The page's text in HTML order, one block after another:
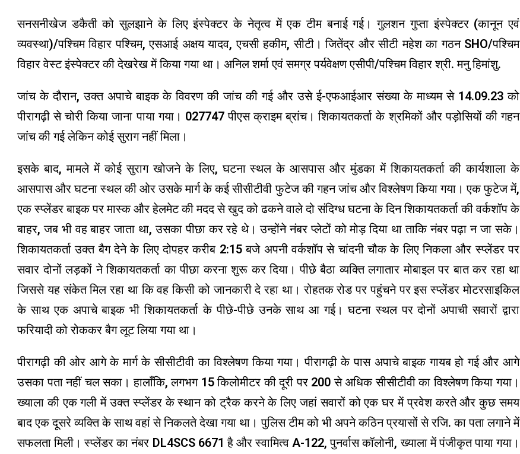
सनसनीखेज डकैती को सुलझाने के लिए इंस्पेक्टर के नेतृत्व में एक टीम बनाई गई। गुलशन गुप्ता इंस्पेक्टर (कानून एवं
व्यवस्था)/पश्चिम विहार पश्चिम, एसआई अक्षय यादव, एचसी हकीम, सीटी। जितेंद्र और सीटी महेश का गठन SHO/पश्चिम
विहार वेस्ट इंस्पेक्टर की देखरेख में किया गया था। अनिल शर्मा एवं समग्र पर्यवेक्षण एसीपी/पश्चिम विहार श्री. मनु हिमांशु.
जांच के दौरान, उक्त अपाचे बाइक के विवरण की जांच की गई और उसे ई-एफआईआर संख्या के माध्यम से 14.09.23 को
पीरागढ़ी से चोरी किया जाना पाया गया। 027747 पीएस क्राइम ब्रांच। शिकायतकर्ता के श्रमिकों और पड़ोसियों की गहन
जांच की गई लेकिन कोई सुराग नहीं मिला।
इसके बाद, मामले में कोई सुराग खोजने के लिए, घटना स्थल के आसपास और मुंडका में शिकायतकर्ता की कार्यशाला के
आसपास और घटना स्थल की ओर उसके मार्ग के कई सीसीटीवी फुटेज की गहन जांच और विश्लेषण किया गया। एक फुटेज में,
एक स्प्लेंडर बाइक पर मास्क और हेलमेट की मदद से खुद को ढकने वाले दो संदिग्ध घटना के दिन शिकायतकर्ता की वर्कशॉप के
बाहर, जब भी वह बाहर जाता था, उसका पीछा कर रहे थे। उन्होंने नंबर प्लेटों को मोड़ दिया था ताकि नंबर पढ़ा न जा सके।
शिकायतकर्ता उक्त बैग देने के लिए दोपहर करीब 2:15 बजे अपनी वर्कशॉप से ​​चांदनी चौक के लिए निकला और स्प्लेंडर पर
सवार दोनों लड़कों ने शिकायतकर्ता का पीछा करना शुरू कर दिया। पीछे बैठा व्यक्ति लगातार मोबाइल पर बात कर रहा था
जिससे यह संकेत मिल रहा था कि वह किसी को जानकारी दे रहा था। रोहतक रोड पर पहुंचने पर इस स्प्लेंडर मोटरसाइकिल
के साथ एक अपाचे बाइक भी शिकायतकर्ता के पीछे-पीछे उनके साथ आ गई। घटना स्थल पर दोनों अपाची सवारों द्वारा
फरियादी को रोककर बैग लूट लिया गया था।
पीरागढ़ी की ओर आगे के मार्ग के सीसीटीवी का विश्लेषण किया गया। पीरागढ़ी के पास अपाचे बाइक गायब हो गई और आगे
उसका पता नहीं चल सका। हालाँकि, लगभग 15 किलोमीटर की दूरी पर 200 से अधिक सीसीटीवी का विश्लेषण किया गया।
ख्याला की एक गली में उक्त स्प्लेंडर के स्थान को ट्रैक करने के लिए जहां सवारों को एक घर में प्रवेश करते और कुछ समय
बाद एक दूसरे व्यक्ति के साथ वहां से निकलते देखा गया था। पुलिस टीम को भी अपने कठिन प्रयासों से रजि. का पता लगाने में
सफलता मिली। स्प्लेंडर का नंबर DL4SCS 6671 है और स्वामित्व A-122, पुनर्वास कॉलोनी, ख्याला में पंजीकृत पाया गया।